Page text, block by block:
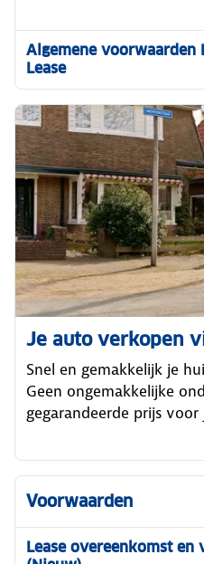
Algemene voorwaarden
Lease
Je auto verkopen
Snel en gemakkelijk je
Geen ongemakkelijke
gegarandeerde prijs voor
Voorwaarden
Lease overeenkomst en